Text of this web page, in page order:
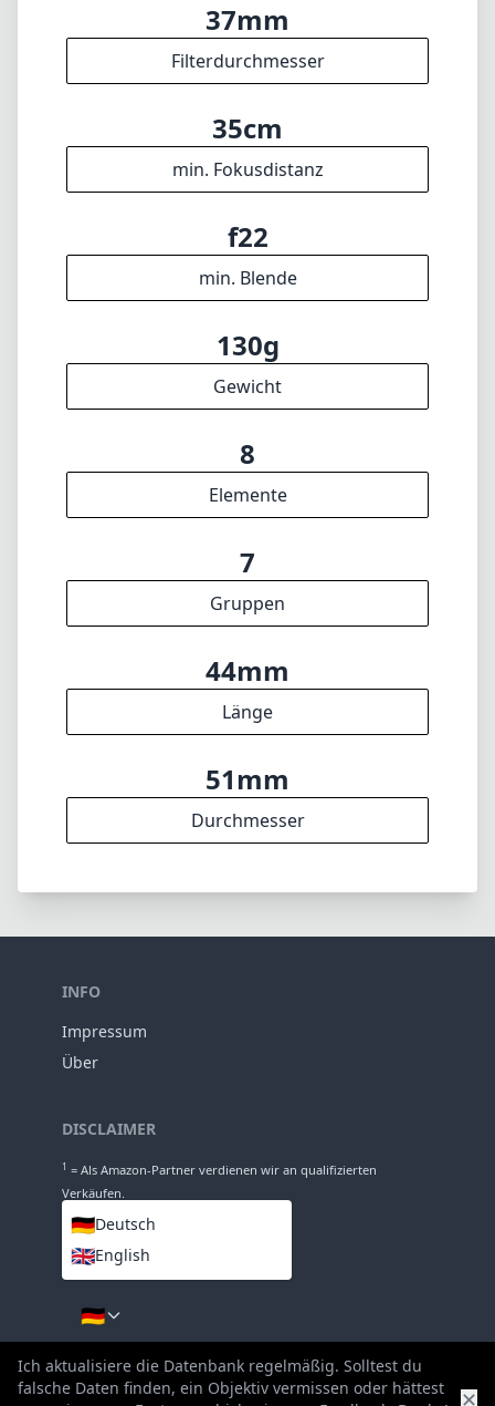
37mm
Filterdurchmesser
35cm
min. Fokusdistanz
f22
min. Blende
130g
Gewicht
8
Elemente
7
Gruppen
44mm
Länge
51mm
Durchmesser
INFO
Impressum
Über
DISCLAIMER
1 = Als Amazon-Partner verdienen wir an qualifizierten
Verkäufen.
SPRACHEN
🇩🇪
🇩🇪Deutsch
🇬🇧English
Ich aktualisiere die Datenbank regelmäßig. Solltest du
falsche Daten finden, ein Objektiv vermissen oder hättest
✕